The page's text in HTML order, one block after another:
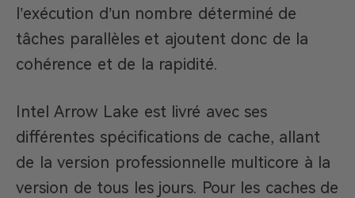
l’exécution d’un nombre déterminé de
tâches parallèles et ajoutent donc de la
cohérence et de la rapidité.
Intel Arrow Lake est livré avec ses
différentes spécifications de cache, allant
de la version professionnelle multicore à la
version de tous les jours. Pour les caches de